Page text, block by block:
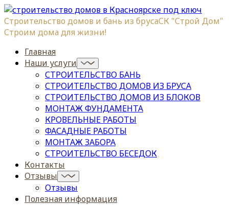
Строительство домов и бань из брусаСК "Строй Дом"
Строим дома для жизни!
Главная
Наши услуги
СТРОИТЕЛЬСТВО БАНЬ
СТРОИТЕЛЬСТВО ДОМОВ ИЗ БРУСА
СТРОИТЕЛЬСТВО ДОМОВ ИЗ БЛОКОВ
МОНТАЖ ФУНДАМЕНТА
КРОВЕЛЬНЫЕ РАБОТЫ
ФАСАДНЫЕ РАБОТЫ
МОНТАЖ ЗАБОРА
СТРОИТЕЛЬСТВО БЕСЕДОК
Контакты
Отзывы
Отзывы
Полезная информация